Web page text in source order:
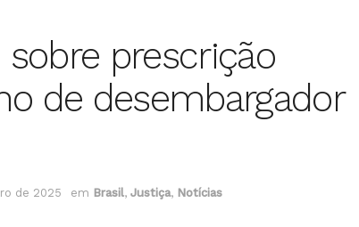
sobre prescrição
de desembargador
de 2025 em Brasil, Justiça, Notícias